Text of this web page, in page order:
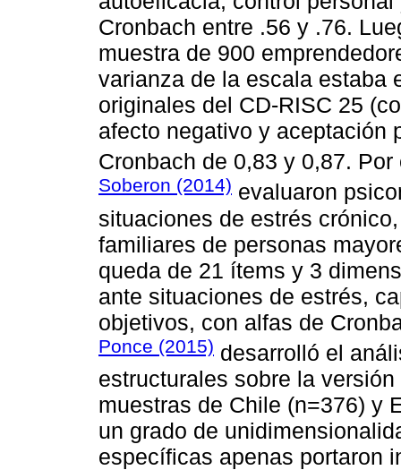
Cronbach entre .56 y .76.
muestra de 900
varianza de la escala estaba
originales del CD-RISC 25
afecto negativo y aceptación
Cronbach de 0,83 y 0,87.
Soberon (2014) evaluaron
situaciones de estrés
familiares de personas
queda de 21 ítems y 3
ante situaciones de estrés,
objetivos, con alfas de
Ponce (2015) desarrolló el
estructurales sobre la
muestras de Chile (n=376) y
un grado de
específicas apenas portaron